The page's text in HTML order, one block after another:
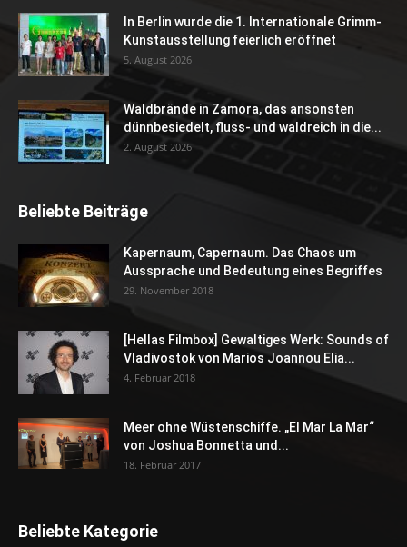
In Berlin wurde die 1. Internationale Grimm-
Kunstausstellung feierlich eröffnet
5. August 2026
Waldbrände in Zamora, das ansonsten
dünnbesiedelt, fluss- und waldreich in die...
2. August 2026
Beliebte Beiträge
Kapernaum, Capernaum. Das Chaos um
Aussprache und Bedeutung eines Begriffes
29. November 2018
[Hellas Filmbox] Gewaltiges Werk: Sounds of
Vladivostok von Marios Joannou Elia...
4. Februar 2018
Meer ohne Wüstenschiffe. „El Mar La Mar“
von Joshua Bonnetta und...
18. Februar 2017
Beliebte Kategorie